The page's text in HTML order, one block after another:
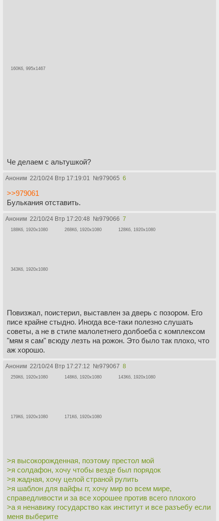
160Кб, 995x1467
Че делаем с альтушкой?
Аноним 22/10/24 Втр 17:19:01 №979065 6
>>979061
Булькания отставить.
Аноним 22/10/24 Втр 17:20:48 №979066 7
188Кб, 1920x1080 268Кб, 1920x1080 128Кб, 1920x1080
343Кб, 1920x1080
Повизжал, поистерил, выставлен за дверь с позором. Его
писе крайне стыдно. Иногда все-таки полезно слушать
советы, а не в стиле малолетнего долбоеба с комплексом
"мям я сам" всюду лезть на рожон. Это было так плохо, что
аж хорошо.
Аноним 22/10/24 Втр 17:27:12 №979067 8
259Кб, 1920x1080 148Кб, 1920x1080 143Кб, 1920x1080
179Кб, 1920x1080 171Кб, 1920x1080
>я высокорожденная, поэтому престол мой
>я солдафон, хочу чтобы везде был порядок
>я жадная, хочу целой страной рулить
>я шаблон для вайфы гг, хочу мир во всем мире,
справедливости и за все хорошее против всего плохого
>а я ненавижу государство как институт и все разъебу если
меня выберите